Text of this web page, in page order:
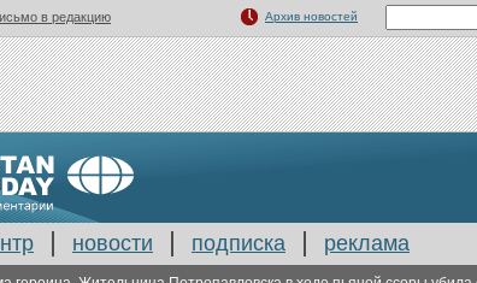
в редакцию
Архив новостей
новости подписка реклама